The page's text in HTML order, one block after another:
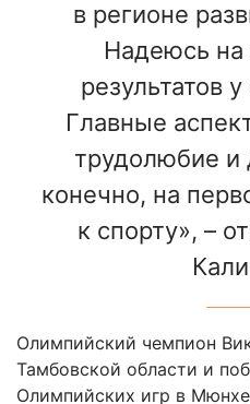
в регионе
Надеюсь
результатов
Главные
трудолюбие и
конечно, на
к спорту», –
Олимпийский чемпион
Тамбовской области и
Олимпийских игр в